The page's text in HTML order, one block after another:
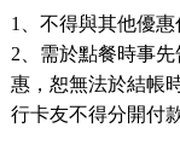
1、不得與其他優惠
2、需於點餐時事
惠，恕無法於結帳
行卡友不得分開付款